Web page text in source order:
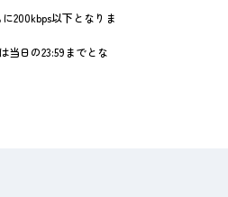
200kbps以下となりま
当日の23:59までとな